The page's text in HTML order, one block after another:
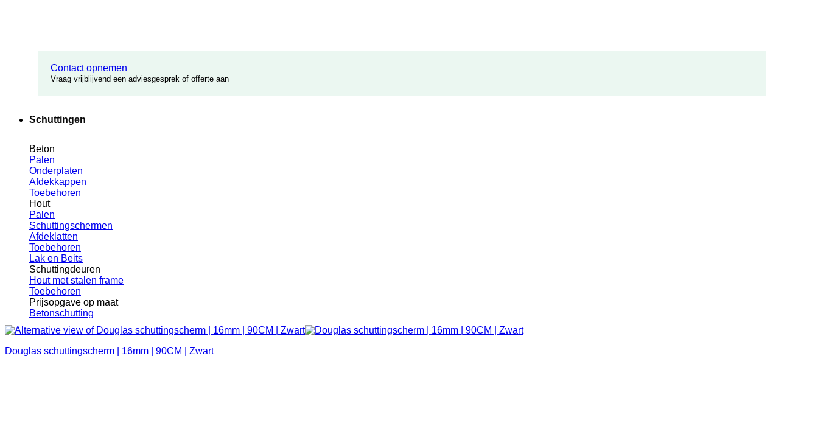
Contact opnemen
Vraag vrijblijvend een adviesgesprek of offerte aan
Schuttingen
Beton
Palen
Onderplaten
Afdekkappen
Toebehoren
Hout
Palen
Schuttingschermen
Afdeklatten
Toebehoren
Lak en Beits
Schuttingdeuren
Hout met stalen frame
Toebehoren
Prijsopgave op maat
Betonschutting
Douglas schuttingscherm | 16mm | 90CM | Zwart